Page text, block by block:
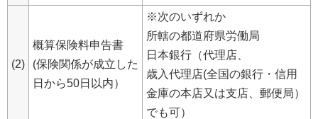
(2)
概算保険料申告書
(保険関係が成立した
日から50日以内）
※次のいずれか
所轄の都道府県労働局
日本銀行（代理店、
歳入代理店(全国の銀行・信用
金庫の本店又は支店、郵便局）
でも可）